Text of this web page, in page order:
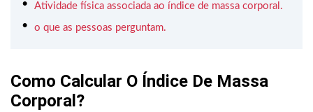
Atividade física associada ao índice de massa corporal.
o que as pessoas perguntam.
Como Calcular O Índice De Massa
Corporal?